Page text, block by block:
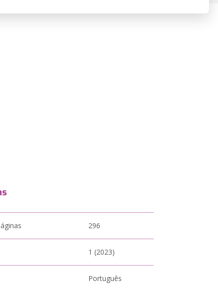
296
1 (2023)
Português